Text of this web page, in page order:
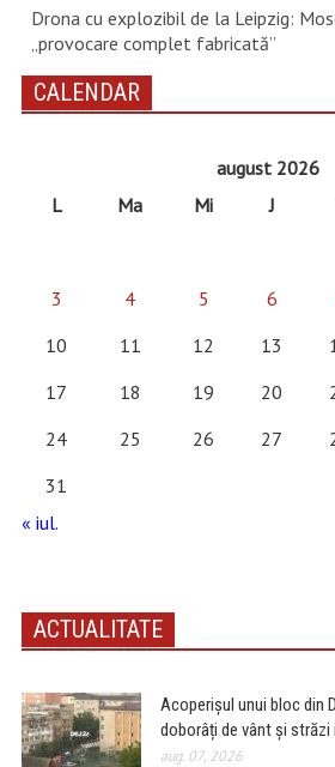
Drona cu explozibil de la Leipzig:
„provocare complet fabricată”
CALENDAR
august 2026
L
Ma Mi J
3
4 5 6
10
11 12 13
17
18 19 20
24
25 26 27
31
« iul.
ACTUALITATE
Acoperișul unui bloc din
doborâți de vânt și
aug. 07, 2026